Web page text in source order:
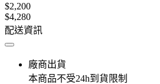
$2,200
$4,280
配送資訊
廠商出貨
本商品不受24h到貨限制